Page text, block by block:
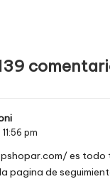
11:56 pm
es todo
la pagina de